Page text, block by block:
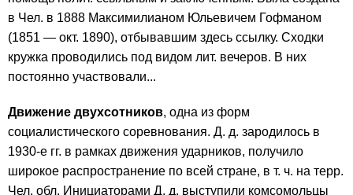
в Чел. в 1888 Максимилианом Юльевичем Гофманом
(1851 — окт. 1890), отбывавшим здесь ссылку. Сходки
кружка проводились под видом лит. вечеров. В них
постоянно участвовали...
Движение двухсотников, одна из форм
социалистического соревнования. Д. д. зародилось в
1930-е гг. в рамках движения ударников, получило
широкое распространение по всей стране, в т. ч. на терр.
Чел. обл. Инициаторами Д. д. выступили комсомольцы